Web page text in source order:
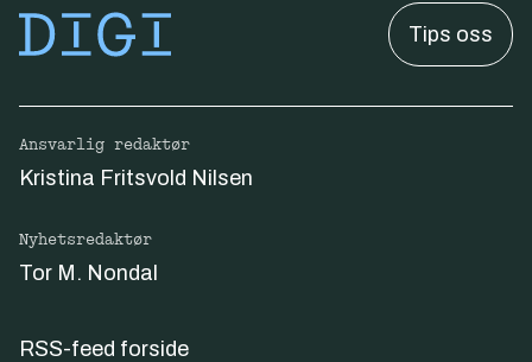
Tips oss
Ansvarlig redaktør
Kristina Fritsvold Nilsen
Nyhetsredaktør
Tor M. Nondal
RSS-feed forside